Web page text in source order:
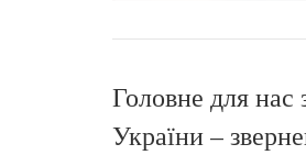
Головне для нас
України –